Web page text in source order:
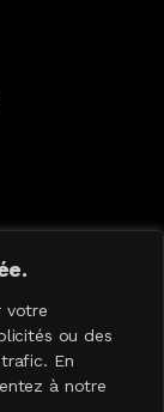
votre
ou des
En
à notre